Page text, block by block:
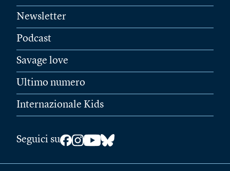
Newsletter
Podcast
Savage love
Ultimo numero
Internazionale Kids
Seguici su